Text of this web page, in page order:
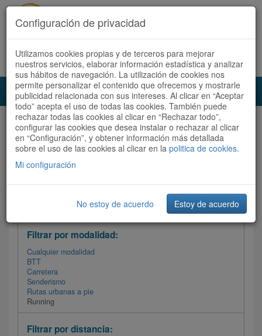
Acceder Registrate ahora Español | Català
Audioruta Todas las rutas
Todas las rutas Ordenar por:Más recientes
Filtrar las rutas
Filtrar por modalidad:
Cualquier modalidad
BTT
Carretera
Senderismo
Rutas urbanas a pie
Running
Filtrar por distancia:
Configuración de privacidad
Utilizamos cookies propias y de terceros para mejorar
nuestros servicios, elaborar información estadística y analizar
sus hábitos de navegación. La utilización de cookies nos
permite personalizar el contenido que ofrecemos y mostrarle
publicidad relacionada con sus intereses. Al clicar en “Aceptar
todo” acepta el uso de todas las cookies. También puede
rechazar todas las cookies al clicar en “Rechazar todo”,
configurar las cookies que desea instalar o rechazar al clicar
en “Configuración”, y obtener información más detallada
sobre el uso de las cookies al clicar en la politica de cookies.
Mi configuración
No estoy de acuerdo Estoy de acuerdo